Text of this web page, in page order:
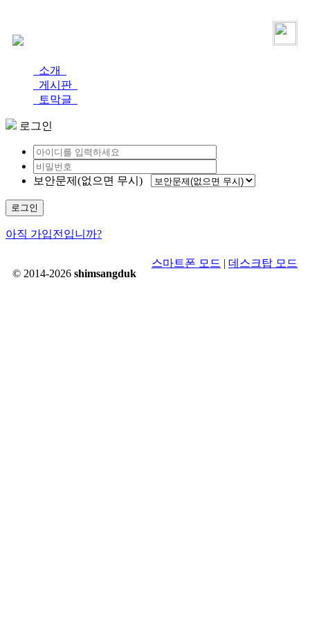
소개
게시판
토막글
로그인
보안문제(없으면 무시)
로그인
아직 가입전입니까?
© 2014-2026 shimsangduk
스마트폰 모드 | 데스크탑 모드